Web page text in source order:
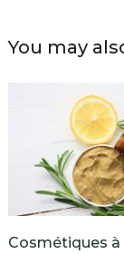
You may
Cosmétiques à